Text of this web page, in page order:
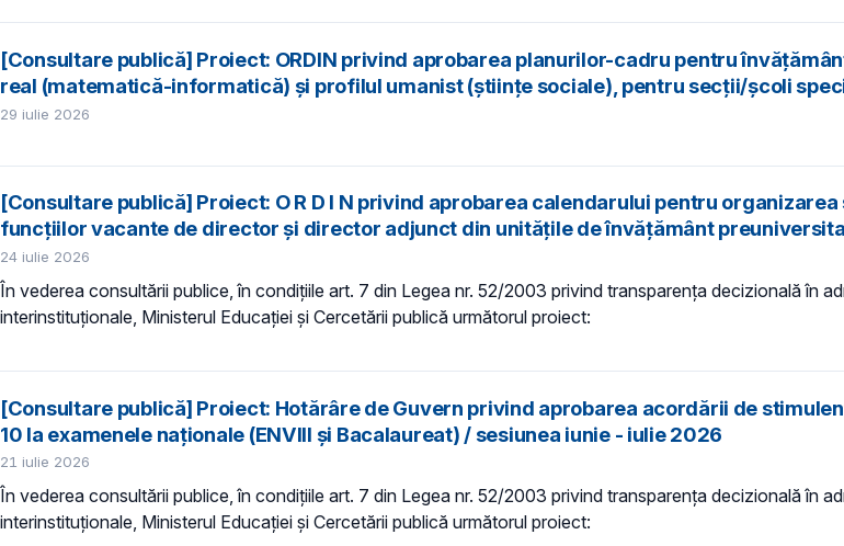
[Consultare publică] Proiect: ORDIN privind aprobarea planurilor-cadru pentru
real (matematică-informatică) și profilul umanist (științe sociale), pentru secții/școli
29 iulie 2026
[Consultare publică] Proiect: O R D I N privind aprobarea calendarului pentru
funcțiilor vacante de director și director adjunct din unitățile de învățământ
24 iulie 2026
În vederea consultării publice, în condiţiile art. 7 din Legea nr. 52/2003 privind transparenţa decizională în
interinstituționale, Ministerul Educaţiei și Cercetării publică următorul proiect:
[Consultare publică] Proiect: Hotărâre de Guvern privind aprobarea acordării de
10 la examenele naționale (ENVIII și Bacalaureat) / sesiunea iunie - iulie 2026
21 iulie 2026
În vederea consultării publice, în condiţiile art. 7 din Legea nr. 52/2003 privind transparenţa decizională în
interinstituționale, Ministerul Educaţiei și Cercetării publică următorul proiect: